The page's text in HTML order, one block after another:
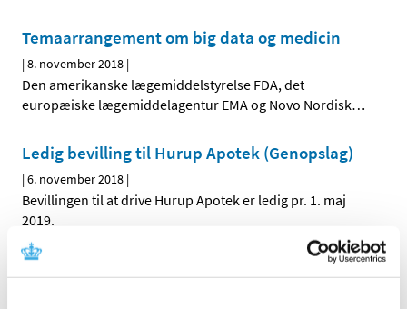
Temaarrangement om big data og medicin
|8. november 2018 |
Den amerikanske lægemiddelstyrelse FDA, det
europæiske lægemiddelagentur EMA og Novo Nordisk…
Ledig bevilling til Hurup Apotek (Genopslag)
|6. november 2018 |
Bevillingen til at drive Hurup Apotek er ledig pr. 1. maj
2019.
Bevilling til at drive Valby Apotek